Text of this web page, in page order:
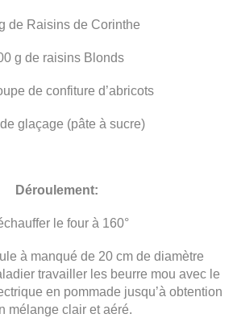
de Raisins de Corinthe
g de raisins Blonds
de confiture d’abricots
glaçage (pâte à sucre)
Déroulement:
le four à 160°
à manqué de 20 cm de diamètre
travailler les beurre mou avec le
en pommade jusqu’à obtention
mélange clair et aéré.